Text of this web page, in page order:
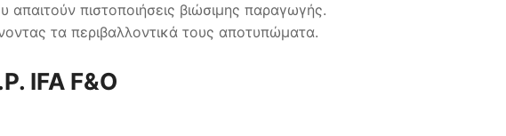
πιστοποιήσεις βιώσιμης παραγωγής.
τα περιβαλλοντικά τους αποτυπώματα.
IFA F&O